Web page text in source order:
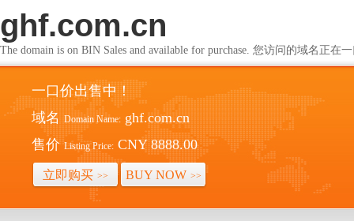
ghf.com.cn
The domain is on BIN Sales and available for purchase. 您访问的域名正在
一口价出售中！
域名 Domain Name: ghf.com.cn
售价 Listing Price: CNY 8888.00
立即购买 >> BUY NOW >>